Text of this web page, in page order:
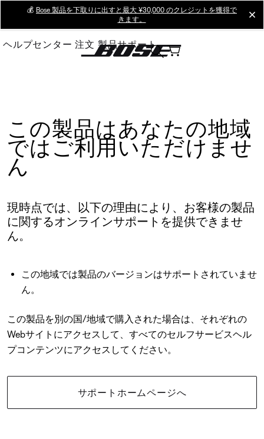
Main
💰 Bose 製品を下取りに出すと最大 ¥30,000 のクレジットを獲得で
きます。
ヘルプセンター 注文 製品サポート
この製品はあなたの地域
ではご利用いただけませ
ん
現時点では、以下の理由により、お客様の製品
に関するオンラインサポートを提供できませ
ん。
この地域では製品のバージョンはサポートされていませ
ん。
この製品を別の国/地域で購入された場合は、それぞれの
Webサイトにアクセスして、すべてのセルフサービスヘル
プコンテンツにアクセスしてください。
サポートホームページへ